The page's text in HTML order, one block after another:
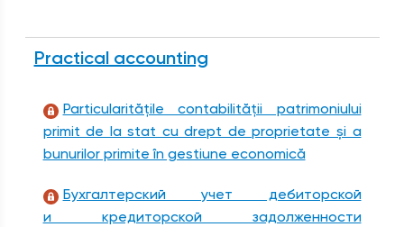
Practical accounting
Particularitățile contabilității patrimoniului
primit de la stat cu drept de proprietate și a
bunurilor primite în gestiune economică
Бухгалтерский учет дебиторской
и кредиторской задолженности